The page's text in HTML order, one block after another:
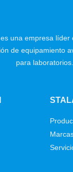
una empresa líder
de equipamiento
para laboratorios.